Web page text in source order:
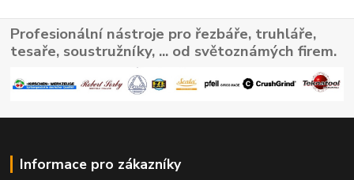
Profesionální nástroje pro řezbáře, truhláře,
tesaře, soustružníky, ... od světoznámých firem.
Informace pro zákazníky